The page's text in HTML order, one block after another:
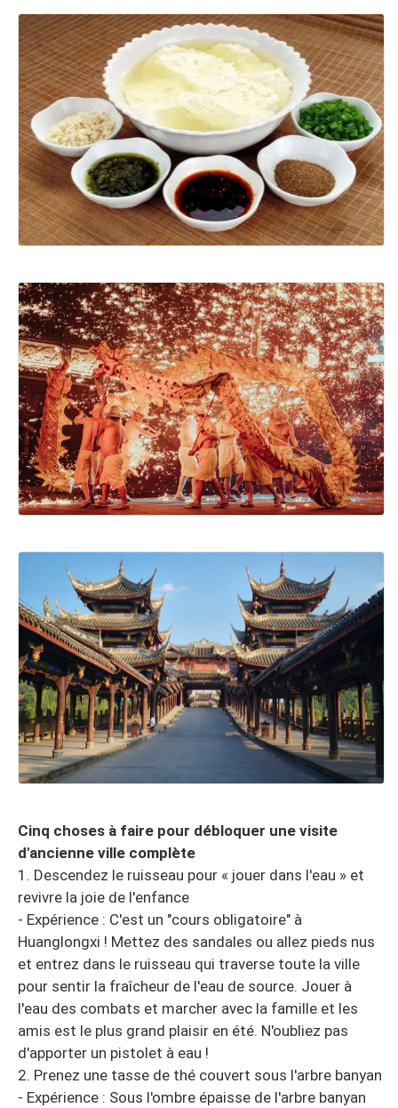
Cinq choses à faire pour débloquer une visite
d'ancienne ville complète
1. Descendez le ruisseau pour « jouer dans l'eau » et
revivre la joie de l'enfance
- Expérience : C'est un "cours obligatoire" à
Huanglongxi ! Mettez des sandales ou allez pieds nus
et entrez dans le ruisseau qui traverse toute la ville
pour sentir la fraîcheur de l'eau de source. Jouer à
l'eau des combats et marcher avec la famille et les
amis est le plus grand plaisir en été. N'oubliez pas
d'apporter un pistolet à eau !
2. Prenez une tasse de thé couvert sous l'arbre banyan
- Expérience : Sous l'ombre épaisse de l'arbre banyan